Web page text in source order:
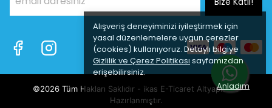
Alışveriş deneyiminizi iyileştirmek için
yasal düzenlemelere uygun çerezler
(cookies) kullanıyoruz. Detaylı bilgiye
Gizlilik ve Çerez Politikası sayfamızdan
erişebilirsiniz.
Anladım
©2026 Tüm Hakları Saklıdır - ikas E-Ticaret Altyapısı ile
Hazırlanmıştır.